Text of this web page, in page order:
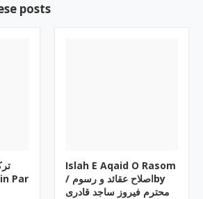
posts
Par
Islah E Aqaid O Rasom
/ اصلاح عقائد و رسومby
محترم فیروز ساجد قادری